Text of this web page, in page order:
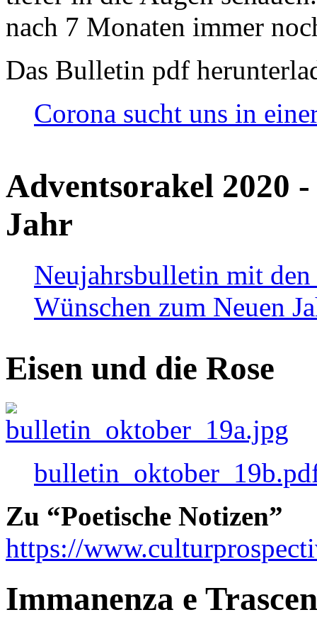
nach 7 Monaten immer
Das Bulletin pdf
Corona sucht uns in
Adventsorakel 2020
Jahr
Neujahrsbulletin mit den
Wünschen zum Neuen
Eisen und die Rose
Zu “Poetische Notizen”
https://
Immanenza e